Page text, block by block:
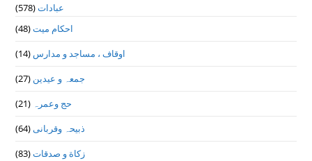
عبادات(578)
احکام میت(48)
اوقاف ، مساجد و مدارس (14)
جمعہ و عیدین (27)
حج وعمرہ (21)
ذبیحہ وقربانی(64)
زکاة و صدقات(83)